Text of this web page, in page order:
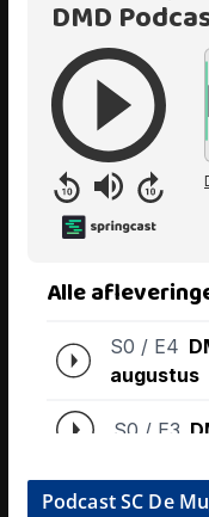
Podcast SC De